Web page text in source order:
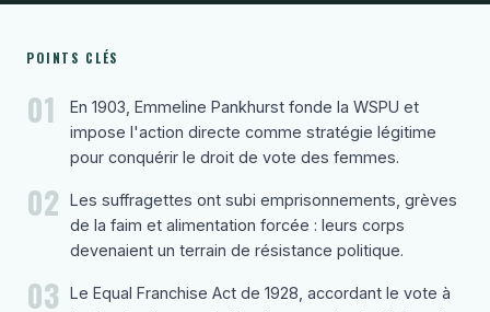
POINTS CLÉS
01
En 1903, Emmeline Pankhurst fonde la WSPU et
impose l'action directe comme stratégie légitime
pour conquérir le droit de vote des femmes.
02
Les suffragettes ont subi emprisonnements, grèves
de la faim et alimentation forcée : leurs corps
devenaient un terrain de résistance politique.
03
Le Equal Franchise Act de 1928, accordant le vote à